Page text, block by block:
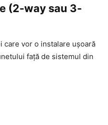
(2-way sau 3-
care vor o instalare ușoară
față de sistemul din